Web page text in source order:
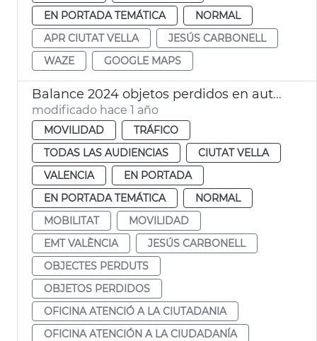
EN PORTADA TEMÁTICA
NORMAL
APR CIUTAT VELLA
JESÚS CARBONELL
WAZE
GOOGLE MAPS
Balance 2024 objetos perdidos en autobuses de EMT València
modificado hace 1 año
MOVILIDAD
TRÁFICO
TODAS LAS AUDIENCIAS
CIUTAT VELLA
VALENCIA
EN PORTADA
EN PORTADA TEMÁTICA
NORMAL
MOBILITAT
MOVILIDAD
EMT VALÈNCIA
JESÚS CARBONELL
OBJECTES PERDUTS
OBJETOS PERDIDOS
OFICINA ATENCIÓ A LA CIUTADANIA
OFICINA ATENCIÓN A LA CIUDADANÍA